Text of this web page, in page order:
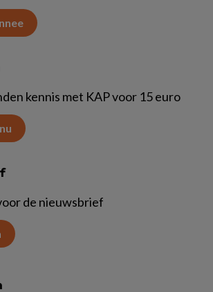
kennis met KAP voor 15 euro
de nieuwsbrief